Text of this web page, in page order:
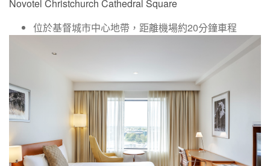
Novotel Christchurch Cathedral Square
位於基督城市中心地帶，距離機場約20分鐘車程